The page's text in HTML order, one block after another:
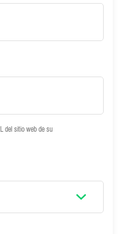
del sitio web de su